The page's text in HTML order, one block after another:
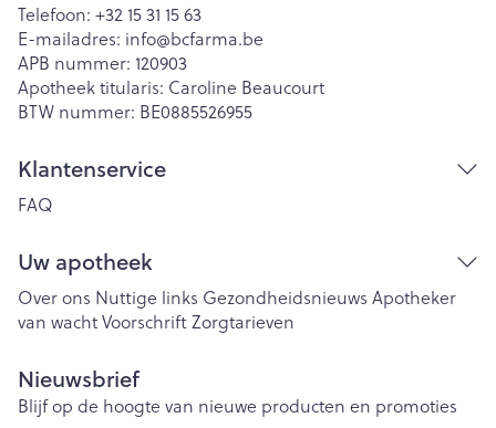
Telefoon: +32 15 31 15 63
E-mailadres: info@bcfarma.be
APB nummer: 120903
Apotheek titularis: Caroline Beaucourt
BTW nummer: BE0885526955
Klantenservice
FAQ
Uw apotheek
Over ons Nuttige links Gezondheidsnieuws Apotheker
van wachtVoorschriftZorgtarieven
Nieuwsbrief
Blijf op de hoogte van nieuwe producten en promoties